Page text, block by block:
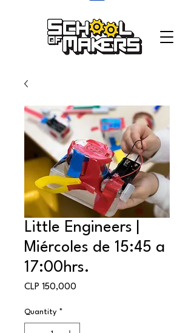
Little Engineers |
Miércoles de 15:45 a
17:00hrs.
CLP 150,000
Quantity *